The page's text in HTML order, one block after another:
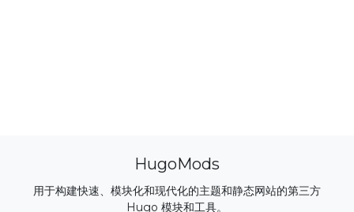
HugoMods
用于构建快速、模块化和现代化的主题和静态网站的第三方
Hugo 模块和工具。